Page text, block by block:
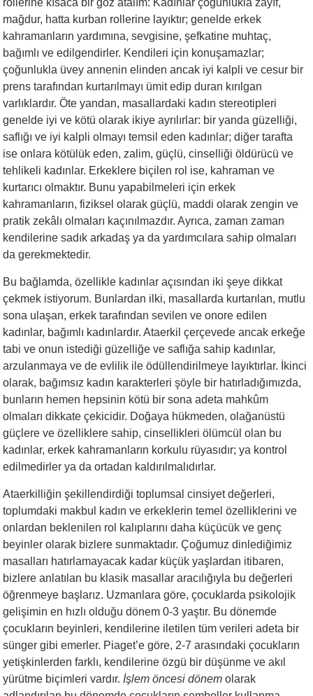
rollerine kısaca bir göz atalım: Kadınlar çoğunlukla zayıf,
mağdur, hatta kurban rollerine layıktır; genelde erkek
kahramanların yardımına, sevgisine, şefkatine muhtaç,
bağımlı ve edilgendirler. Kendileri için konuşamazlar;
çoğunlukla üvey annenin elinden ancak iyi kalpli ve cesur bir
prens tarafından kurtarılmayı ümit edip duran kırılgan
varlıklardır. Öte yandan, masallardaki kadın stereotipleri
genelde iyi ve kötü olarak ikiye ayrılırlar: bir yanda güzelliği,
saflığı ve iyi kalpli olmayı temsil eden kadınlar; diğer tarafta
ise onlara kötülük eden, zalim, güçlü, cinselliği öldürücü ve
tehlikeli kadınlar. Erkeklere biçilen rol ise, kahraman ve
kurtarıcı olmaktır. Bunu yapabilmeleri için erkek
kahramanların, fiziksel olarak güçlü, maddi olarak zengin ve
pratik zekâlı olmaları kaçınılmazdır. Ayrıca, zaman zaman
kendilerine sadık arkadaş ya da yardımcılara sahip olmaları
da gerekmektedir.
Bu bağlamda, özellikle kadınlar açısından iki şeye dikkat
çekmek istiyorum. Bunlardan ilki, masallarda kurtarılan, mutlu
sona ulaşan, erkek tarafından sevilen ve onore edilen
kadınlar, bağımlı kadınlardır. Ataerkil çerçevede ancak erkeğe
tabi ve onun istediği güzelliğe ve saflığa sahip kadınlar,
arzulanmaya ve de evlilik ile ödüllendirilmeye layıktırlar. İkinci
olarak, bağımsız kadın karakterleri şöyle bir hatırladığımızda,
bunların hemen hepsinin kötü bir sona adeta mahkûm
olmaları dikkate çekicidir. Doğaya hükmeden, olağanüstü
güçlere ve özelliklere sahip, cinsellikleri ölümcül olan bu
kadınlar, erkek kahramanların korkulu rüyasıdır; ya kontrol
edilmedirler ya da ortadan kaldırılmalıdırlar.
Ataerkilliğin şekillendirdiği toplumsal cinsiyet değerleri,
toplumdaki makbul kadın ve erkeklerin temel özelliklerini ve
onlardan beklenilen rol kalıplarını daha küçücük ve genç
beyinler olarak bizlere sunmaktadır. Çoğumuz dinlediğimiz
masalları hatırlamayacak kadar küçük yaşlardan itibaren,
bizlere anlatılan bu klasik masallar aracılığıyla bu değerleri
öğrenmeye başlarız. Uzmanlara göre, çocuklarda psikolojik
gelişimin en hızlı olduğu dönem 0-3 yaştır. Bu dönemde
çocukların beyinleri, kendilerine iletilen tüm verileri adeta bir
sünger gibi emerler. Piaget’e göre, 2-7 arasındaki çocukların
yetişkinlerden farklı, kendilerine özgü bir düşünme ve akıl
yürütme biçimleri vardır. İşlem öncesi dönem olarak